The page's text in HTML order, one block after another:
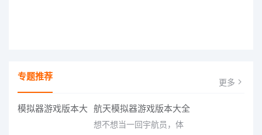
专题推荐 更多
航天模拟器游戏版本大全
想不想当一回宇航员，体